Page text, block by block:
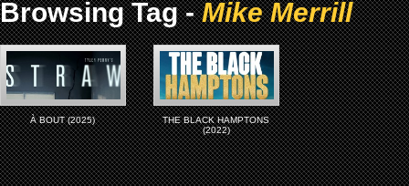
Browsing Tag -Mike Merrill
À BOUT (2025)
THE BLACK HAMPTONS
(2022)